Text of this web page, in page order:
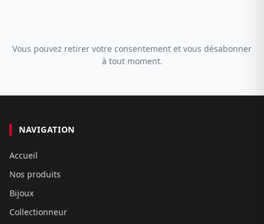
Vous pouvez retirer votre consentement et vous désabonner
à tout moment.
NAVIGATION
Accueil
Nos produits
Bijoux
Collectionneur